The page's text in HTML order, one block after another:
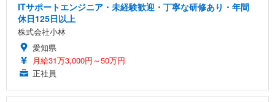
ITサポートエンジニア・未経験歓迎・丁寧な研修あり・年間
休日125日以上
株式会社小林
愛知県
月給31万3,000円～50万円
正社員